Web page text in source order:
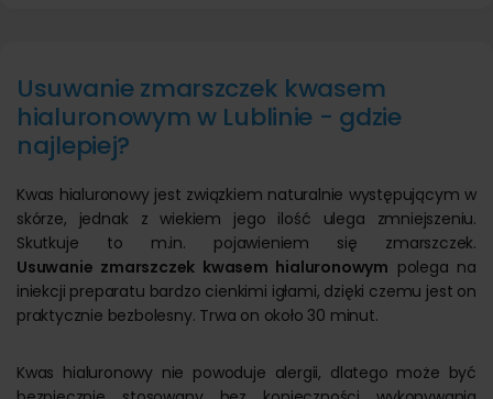
Usuwanie zmarszczek kwasem
hialuronowym w Lublinie - gdzie
najlepiej?
Kwas hialuronowy jest związkiem naturalnie występującym w
skórze, jednak z wiekiem jego ilość ulega zmniejszeniu.
Skutkuje to m.in. pojawieniem się zmarszczek.
Usuwanie zmarszczek kwasem hialuronowym polega na
iniekcji preparatu bardzo cienkimi igłami, dzięki czemu jest on
praktycznie bezbolesny. Trwa on około 30 minut.
Kwas hialuronowy nie powoduje alergii, dlatego może być